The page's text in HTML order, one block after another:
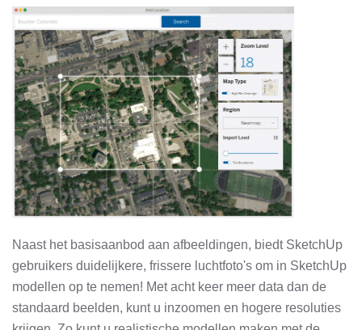
Naast het basisaanbod aan afbeeldingen, biedt SketchUp
gebruikers duidelijkere, frissere luchtfoto's om in SketchUp
modellen op te nemen! Met acht keer meer data dan de
standaard beelden, kunt u inzoomen en hogere resoluties